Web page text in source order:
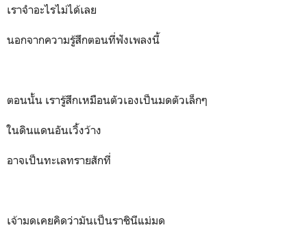
เราจำอะไรไม่ได้เลย
นอกจากความรู้สึกตอนที่ฟังเพลงนี้
ตอนนั้น เรารู้สึกเหมือนตัวเองเป็นมดตัวเล็กๆ
ในดินแดนอันเวิ้งว้าง
อาจเป็นทะเลทรายสักที่
เจ้ามดเคยคิดว่ามันเป็นราชินีแม่มด